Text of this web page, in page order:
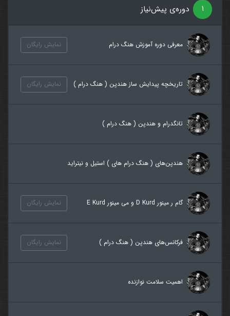
۱ دوره‌ی پیش‌نیاز
معرفی دوره آموزش هنگ درام نمایش رایگان
تاریخچه پیدایش ساز هندپن ( هنگ درام ) نمایش رایگان
تانگدرام و هندپن ( هنگ درام )
هندپن‌های ( هنگ درام های ) استیل و نیتراید
گام ر مینور D Kurd و می مینور E Kurd نمایش رایگان
فرکانس‌های هندپن ( هنگ درام ) نمایش رایگان
اهمیت سلامت نوازنده